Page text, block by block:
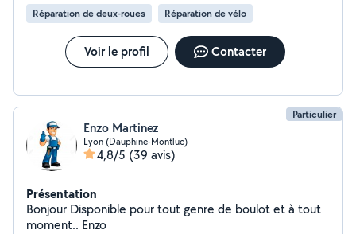
Réparation de deux-roues Réparation de vélo
Voir le profil Contacter
Particulier
Enzo Martinez
Lyon (Dauphine-Montluc)
4,8/5 (39 avis)
Présentation
Bonjour Disponible pour tout genre de boulot et à tout
moment.. Enzo